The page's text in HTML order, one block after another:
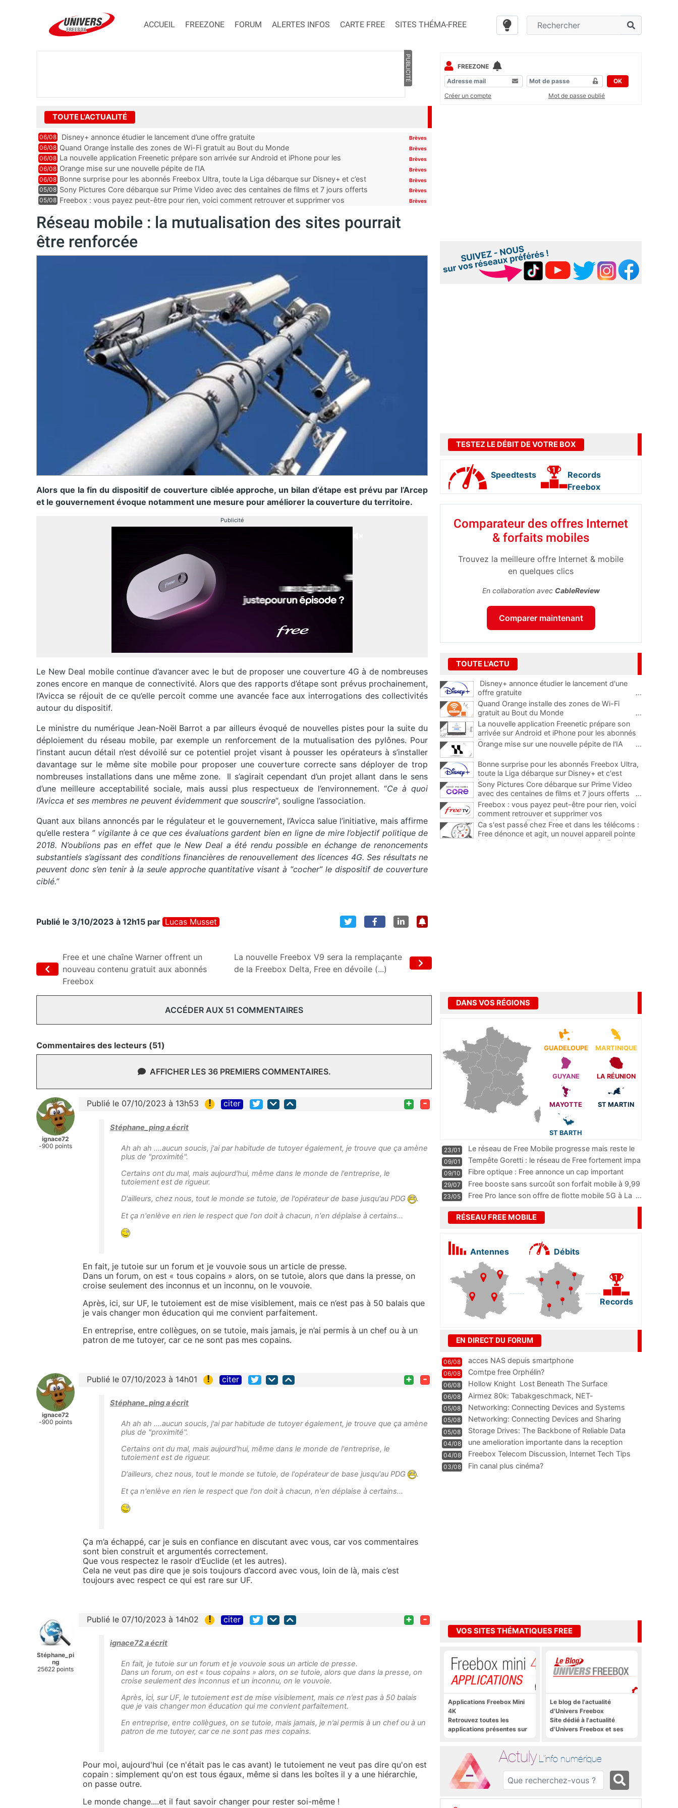
ACCUEIL FREEZONE FORUM ALERTES INFOS CARTE FREE SITES THÉMA-FREE
PUBLICITÉ
TOUTE L'ACTUALITÉ
06/08 Disney+ annonce étudier le lancement d’une offre gratuite Brèves
06/08 Quand Orange installe des zones de Wi-Fi gratuit au Bout du Monde Brèves
06/08 La nouvelle application Freenetic prépare son arrivée sur Android et iPhone pour les
abonnés Freebox, testez la
Brèves
06/08 Orange mise sur une nouvelle pépite de l’IA Brèves
06/08 Bonne surprise pour les abonnés Freebox Ultra, toute la Liga débarque sur Disney+ et c’est
inclus
Brèves
05/08 Sony Pictures Core débarque sur Prime Video avec des centaines de films et 7 jours offerts Brèves
05/08 Freebox : vous payez peut-être pour rien, voici comment retrouver et supprimer vos
Brèves
Réseau mobile : la mutualisation des sites pourrait
être renforcée
Alors que la fin du dispositif de couverture ciblée approche, un bilan d’étape est prévu par l’Arcep
et le gouvernement évoque notamment une mesure pour améliorer la couverture du territoire.
Publicité
Le New Deal mobile continue d’avancer avec le but de proposer une couverture 4G à de nombreuses
zones encore en manque de connectivité. Alors que des rapports d’étape sont prévus prochainement,
l’Avicca se réjouit de ce qu’elle percoit comme une avancée face aux interrogations des collectivités
autour du dispositif.
Le ministre du numérique Jean-Noël Barrot a par ailleurs évoqué de nouvelles pistes pour la suite du
déploiement du réseau mobile, par exemple un renforcement de la mutualisation des pylônes. Pour
l’instant aucun détail n’est dévoilé sur ce potentiel projet visant à pousser les opérateurs à s’installer
davantage sur le même site mobile pour proposer une couverture correcte sans déployer de trop
nombreuses installations dans une même zone. Il s’agirait cependant d’un projet allant dans le sens
d’une meilleure acceptabilité sociale, mais aussi plus respectueux de l’environnement. “Ce à quoi
l’Avicca et ses membres ne peuvent évidemment que souscrire“, souligne l’association.
Quant aux bilans annoncés par le régulateur et le gouvernement, l’Avicca salue l’initiative, mais affirme
qu’elle restera ” vigilante à ce que ces évaluations gardent bien en ligne de mire l’objectif politique de
2018. N’oublions pas en effet que le New Deal a été rendu possible en échange de renoncements
substantiels s’agissant des conditions financières de renouvellement des licences 4G. Ses résultats ne
peuvent donc s’en tenir à la seule approche quantitative visant à “cocher” le dispositif de couverture
ciblé.”
Publié le 3/10/2023 à 12h15 par Lucas Musset
Free et une chaîne Warner offrent un
nouveau contenu gratuit aux abonnés
Freebox
La nouvelle Freebox V9 sera la remplaçante
de la Freebox Delta, Free en dévoile (...)
ACCÉDER AUX 51 COMMENTAIRES
Commentaires des lecteurs (51)
AFFICHER LES 36 PREMIERS COMMENTAIRES.
ignace72
-900 points
Publié le 07/10/2023 à 13h53 ! citer + -
Stéphane_ping a écrit
Ah ah ah ....aucun soucis, j'ai par habitude de tutoyer également, je trouve que ça amène
plus de "proximité".
Certains ont du mal, mais aujourd'hui, même dans le monde de l'entreprise, le
tutoiement est de rigueur.
D'ailleurs, chez nous, tout le monde se tutoie, de l'opérateur de base jusqu'au PDG
.
Et ça n'enlève en rien le respect que l'on doit à chacun, n'en déplaise à certains...
En fait, je tutoie sur un forum et je vouvoie sous un article de presse.
Dans un forum, on est « tous copains » alors, on se tutoie, alors que dans la presse, on
croise seulement des inconnus et un inconnu, on le vouvoie.
Après, ici, sur UF, le tutoiement est de mise visiblement, mais ce n’est pas à 50 balais que
je vais changer mon éducation qui me convient parfaitement.
En entreprise, entre collègues, on se tutoie, mais jamais, je n’ai permis à un chef ou à un
patron de me tutoyer, car ce ne sont pas mes copains.
ignace72
-900 points
Publié le 07/10/2023 à 14h01 ! citer + -
Stéphane_ping a écrit
Ah ah ah ....aucun soucis, j'ai par habitude de tutoyer également, je trouve que ça amène
plus de "proximité".
Certains ont du mal, mais aujourd'hui, même dans le monde de l'entreprise, le
tutoiement est de rigueur.
D'ailleurs, chez nous, tout le monde se tutoie, de l'opérateur de base jusqu'au PDG
.
Et ça n'enlève en rien le respect que l'on doit à chacun, n'en déplaise à certains...
Ça m’a échappé, car je suis en confiance en discutant avec vous, car vos commentaires
sont bien construit et argumentés correctement.
Que vous respectez le rasoir d’Euclide (et les autres).
Cela ne veut pas dire que je sois toujours d’accord avec vous, loin de là, mais c’est
toujours avec respect ce qui est rare sur UF.
Stéphane_pi
ng
25622 points
Publié le 07/10/2023 à 14h02 ! citer + -
ignace72 a écrit
En fait, je tutoie sur un forum et je vouvoie sous un article de presse.
Dans un forum, on est « tous copains » alors, on se tutoie, alors que dans la presse, on
croise seulement des inconnus et un inconnu, on le vouvoie.
Après, ici, sur UF, le tutoiement est de mise visiblement, mais ce n’est pas à 50 balais
que je vais changer mon éducation qui me convient parfaitement.
En entreprise, entre collègues, on se tutoie, mais jamais, je n’ai permis à un chef ou à un
patron de me tutoyer, car ce ne sont pas mes copains.
Pour moi, aujourd'hui (ce n'était pas le cas avant) le tutoiement ne veut pas dire qu'on est
copain : simplement qu'on est tous égaux, même si dans les boîtes il y a une hiérarchie,
on passe outre.
Le monde change....et il faut savoir changer pour rester soi-même !
FREEZONE
OK
Créer un compte
Mot de passe oublié
TESTEZ LE DÉBIT DE VOTRE BOX
Speedtests
Records
Freebox
Comparateur des offres Internet
& forfaits mobiles
Trouvez la meilleure offre Internet & mobile
en quelques clics
En collaboration avec CableReview
Comparer maintenant
TOUTE L'ACTU
Disney+ annonce étudier le lancement d'une
offre gratuite
...
Quand Orange installe des zones de Wi-Fi
gratuit au Bout du Monde
...
La nouvelle application Freenetic prépare son
arrivée sur Android et iPhone pour les abonnés
Freebox, testez la
Orange mise sur une nouvelle pépite de l'IA ...
Bonne surprise pour les abonnés Freebox Ultra,
toute la Liga débarque sur Disney+ et c'est
inclus
Sony Pictures Core débarque sur Prime Video
avec des centaines de films et 7 jours offerts
...
Freebox : vous payez peut-être pour rien, voici
comment retrouver et supprimer vos
abonnements TV oubliés
...
Ca s'est passé chez Free et dans les télécoms :
Free dénonce et agit, un nouvel appareil pointe
le bout de son nez chez des abonnés Freebox...
DANS VOS RÉGIONS
GUADELOUPE MARTINIQUE
GUYANE LA RÉUNION
MAYOTTE ST MARTIN
ST BARTH
23/01
Le réseau de Free Mobile progresse mais reste le
m
...
09/01
Tempête Goretti : le réseau de Free fortement impa
09/10
Fibre optique : Free annonce un cap important
pass
...
29/07
Free booste sans surcoût son forfait mobile à 9,99
23/05 Free Pro lance son offre de flotte mobile 5G à La ...
RÉSEAU FREE MOBILE
Antennes Débits
Records
EN DIRECT DU FORUM
06/08 acces NAS depuis smartphone
06/08 Comtpe free Orphélin?
06/08 Hollow Knight  Lost Beneath The Surface
06/08
Airmez 80k: Tabakgeschmack, NET-
Technologie und Leistung im
05/08 Networking: Connecting Devices and Systems
05/08
Networking: Connecting Devices and Sharing
Information
05/08
Storage Drives: The Backbone of Reliable Data
Management
04/08
une amelioration importante dans la reception
WIFI
04/08
Freebox Telecom Discussion, Internet Tech Tips
Communi
03/08 Fin canal plus cinéma?
VOS SITES THÉMATIQUES FREE
Applications Freebox Mini
4K
Retrouvez toutes les
applications présentes sur
Le blog de l'actualité
d'Univers Freebox
Site dédié à l'actualité
d'Univers Freebox et ses
thématiques Actuly, à
Freezone, etc.
Actuly L'info numérique